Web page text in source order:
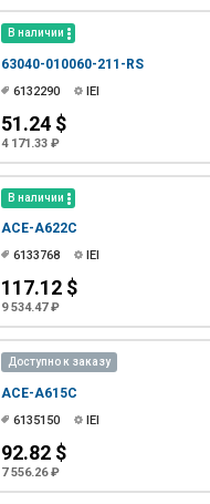
В наличии
63040-010060-211-RS
6132290 IEI
51.24 $
4 171.33 ₽
В наличии
ACE-A622C
6133768 IEI
117.12 $
9 534.47 ₽
Доступно к заказу
ACE-A615C
6135150 IEI
92.82 $
7 556.26 ₽